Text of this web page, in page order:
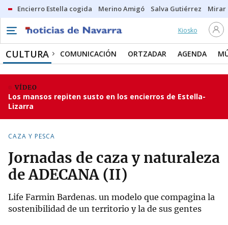
Encierro Estella cogida Merino Amigó Salva Gutiérrez Mirar
Kiosko
CULTURA COMUNICACIÓN ORTZADAR AGENDA
VÍDEO
Los mansos repiten susto en los encierros de Estella-
Lizarra
CAZA Y PESCA
Jornadas de caza y naturaleza
de ADECANA (II)
Life Farmin Bardenas. un modelo que compagina la
sostenibilidad de un territorio y la de sus gentes